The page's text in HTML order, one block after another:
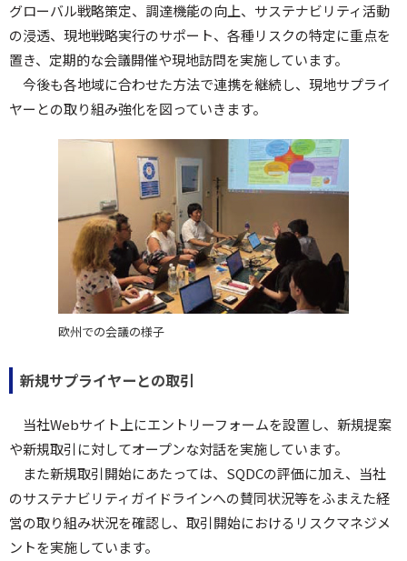
グローバル戦略策定、調達機能の向上、サステナビリティ活動
の浸透、現地戦略実行のサポート、各種リスクの特定に重点を
置き、定期的な会議開催や現地訪問を実施しています。
今後も各地域に合わせた方法で連携を継続し、現地サプライ
ヤーとの取り組み強化を図っていきます。
欧州での会議の様子
新規サプライヤーとの取引
当社Webサイト上にエントリーフォームを設置し、新規提案
や新規取引に対してオープンな対話を実施しています。
また新規取引開始にあたっては、SQDCの評価に加え、当社
のサステナビリティガイドラインへの賛同状況等をふまえた経
営の取り組み状況を確認し、取引開始におけるリスクマネジメ
ントを実施しています。